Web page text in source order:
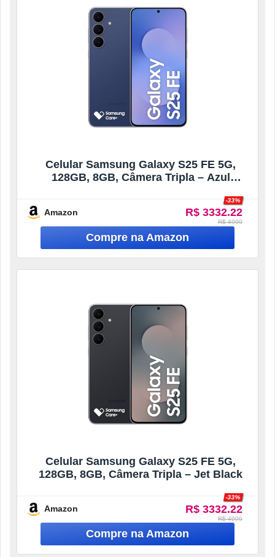
Celular Samsung Galaxy S25 FE 5G,
128GB, 8GB, Câmera Tripla – Azul
Amazon R$ 3332.22
-33%
R$ 4999
Celular Samsung Galaxy S25 FE 5G,
128GB, 8GB, Câmera Tripla – Jet Black
Amazon R$ 3332.22
-33%
R$ 4999